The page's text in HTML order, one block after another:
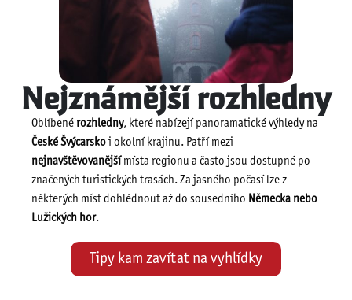
Nejznámější rozhledny
Oblíbené rozhledny, které nabízejí panoramatické výhledy na
České Švýcarsko i okolní krajinu. Patří mezi
nejnavštěvovanější místa regionu a často jsou dostupné po
značených turistických trasách. Za jasného počasí lze z
některých míst dohlédnout až do sousedního Německa nebo
Lužických hor.
Tipy kam zavítat na vyhlídky